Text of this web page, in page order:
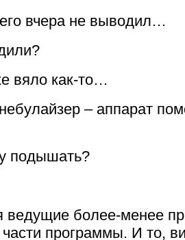
вчера не выводил…
вяло как-то…
– аппарат
подышать?
ведущие более-менее
программы. И то,